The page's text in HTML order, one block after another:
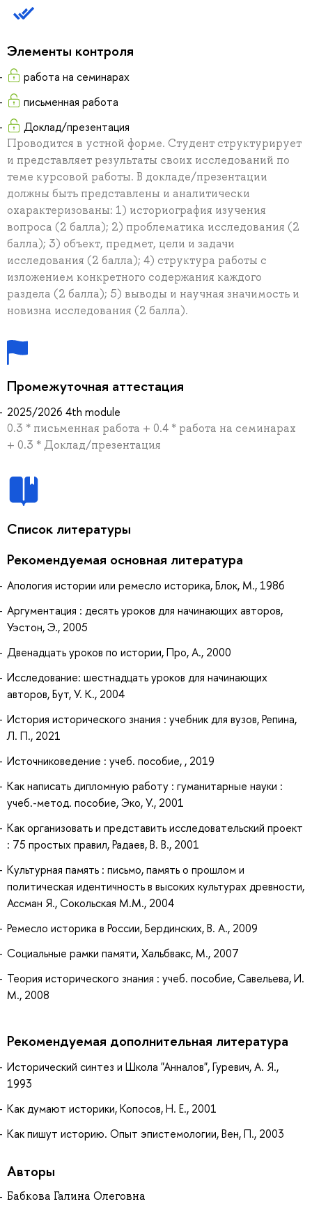
Элементы контроля
работа на семинарах
письменная работа
Доклад/презентация
Проводится в устной форме. Студент структурирует
и представляет результаты своих исследований по
теме курсовой работы. В докладе/презентации
должны быть представлены и аналитически
охарактеризованы: 1) историография изучения
вопроса (2 балла); 2) проблематика исследования (2
балла); 3) объект, предмет, цели и задачи
исследования (2 балла); 4) структура работы с
изложением конкретного содержания каждого
раздела (2 балла); 5) выводы и научная значимость и
новизна исследования (2 балла).
Промежуточная аттестация
2025/2026 4th module
0.3 * письменная работа + 0.4 * работа на семинарах
+ 0.3 * Доклад/презентация
Список литературы
Рекомендуемая основная литература
Апология истории или ремесло историка, Блок, М., 1986
Аргументация : десять уроков для начинающих авторов,
Уэстон, Э., 2005
Двенадцать уроков по истории, Про, А., 2000
Исследование: шестнадцать уроков для начинающих
авторов, Бут, У. К., 2004
История исторического знания : учебник для вузов, Репина,
Л. П., 2021
Источниковедение : учеб. пособие, , 2019
Как написать дипломную работу : гуманитарные науки :
учеб.-метод. пособие, Эко, У., 2001
Как организовать и представить исследовательский проект
: 75 простых правил, Радаев, В. В., 2001
Культурная память : письмо, память о прошлом и
политическая идентичность в высоких культурах древности,
Ассман Я., Сокольская М.М., 2004
Ремесло историка в России, Бердинских, В. А., 2009
Социальные рамки памяти, Хальбвакс, М., 2007
Теория исторического знания : учеб. пособие, Савельева, И.
М., 2008
Рекомендуемая дополнительная литература
Исторический синтез и Школа "Анналов", Гуревич, А. Я.,
1993
Как думают историки, Копосов, Н. Е., 2001
Как пишут историю. Опыт эпистемологии, Вен, П., 2003
Авторы
Бабкова Галина Олеговна